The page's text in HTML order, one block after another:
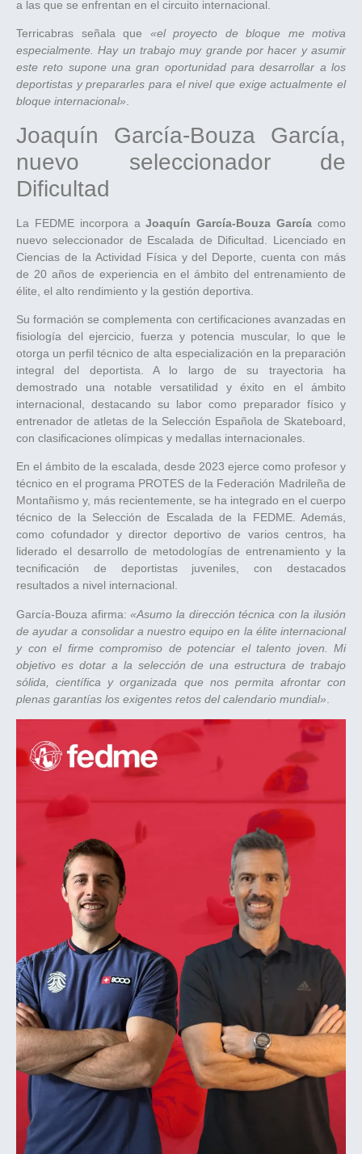
a las que se enfrentan en el circuito internacional.
Terricabras señala que «el proyecto de bloque me motiva
especialmente. Hay un trabajo muy grande por hacer y asumir
este reto supone una gran oportunidad para desarrollar a los
deportistas y prepararles para el nivel que exige actualmente el
bloque internacional».
Joaquín García-Bouza García,
nuevo seleccionador de
Dificultad
La FEDME incorpora aJoaquín García-Bouza García como
nuevo seleccionador de Escalada de Dificultad. Licenciado en
Ciencias de la Actividad Física y del Deporte, cuenta con más
de 20 años de experiencia en el ámbito del entrenamiento de
élite, el alto rendimiento y la gestión deportiva.
Su formación se complementa con certificaciones avanzadas en
fisiología del ejercicio, fuerza y potencia muscular, lo que le
otorga un perfil técnico de alta especialización en la preparación
integral del deportista. A lo largo de su trayectoria ha
demostrado una notable versatilidad y éxito en el ámbito
internacional, destacando su labor como preparador físico y
entrenador de atletas de la Selección Española de Skateboard,
con clasificaciones olímpicas y medallas internacionales.
En el ámbito de la escalada, desde 2023 ejerce como profesor y
técnico en el programa PROTES de la Federación Madrileña de
Montañismo y, más recientemente, se ha integrado en el cuerpo
técnico de la Selección de Escalada de la FEDME. Además,
como cofundador y director deportivo de varios centros, ha
liderado el desarrollo de metodologías de entrenamiento y la
tecnificación de deportistas juveniles, con destacados
resultados a nivel internacional.
García-Bouza afirma:«Asumo la dirección técnica con la ilusión
de ayudar a consolidar a nuestro equipo en la élite internacional
y con el firme compromiso de potenciar el talento joven. Mi
objetivo es dotar a la selección de una estructura de trabajo
sólida, científica y organizada que nos permita afrontar con
plenas garantías los exigentes retos del calendario mundial»